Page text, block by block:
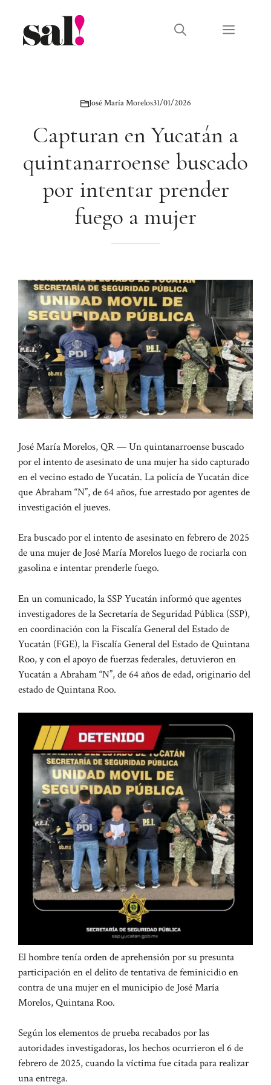
contenido
Menú
José María Morelos31/01/2026
Capturan en Yucatán a
quintanarroense buscado
por intentar prender
fuego a mujer
José María Morelos, QR — Un quintanarroense buscado
por el intento de asesinato de una mujer ha sido capturado
en el vecino estado de Yucatán. La policía de Yucatán dice
que Abraham “N”, de 64 años, fue arrestado por agentes de
investigación el jueves.
Era buscado por el intento de asesinato en febrero de 2025
de una mujer de José María Morelos luego de rociarla con
gasolina e intentar prenderle fuego.
En un comunicado, la SSP Yucatán informó que agentes
investigadores de la Secretaría de Seguridad Pública (SSP),
en coordinación con la Fiscalía General del Estado de
Yucatán (FGE), la Fiscalía General del Estado de Quintana
Roo, y con el apoyo de fuerzas federales, detuvieron en
Yucatán a Abraham “N”, de 64 años de edad, originario del
estado de Quintana Roo.
El hombre tenía orden de aprehensión por su presunta
participación en el delito de tentativa de feminicidio en
contra de una mujer en el municipio de José María
Morelos, Quintana Roo.
Según los elementos de prueba recabados por las
autoridades investigadoras, los hechos ocurrieron el 6 de
febrero de 2025, cuando la víctima fue citada para realizar
una entrega.